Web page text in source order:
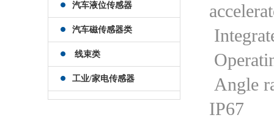
汽车液位传感器
汽车磁传感器类
线束类
工业/家电传感器
Angle
IP67